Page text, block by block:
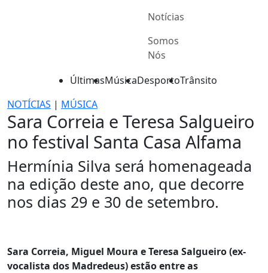
Notícias
Somos
Nós
ÚltimasMúsicaDesportoTrânsito
NOTÍCIAS | MÚSICA
Sara Correia e Teresa Salgueiro
no festival Santa Casa Alfama
Hermínia Silva será homenageada
na edição deste ano, que decorre
nos dias 29 e 30 de setembro.
Sara Correia, Miguel Moura e Teresa Salgueiro (ex-
vocalista dos Madredeus) estão entre as